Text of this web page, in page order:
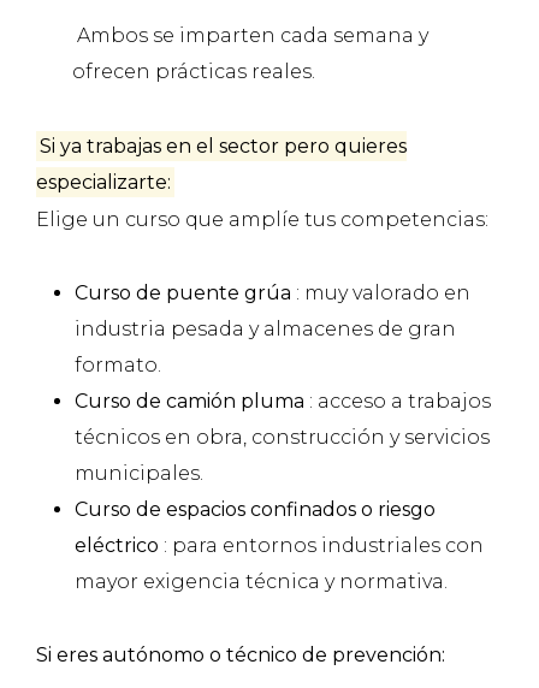
Ambos se imparten cada semana y
ofrecen prácticas reales.
Si ya trabajas en el sector pero quieres
especializarte:
Elige un curso que amplíe tus competencias:
Curso de puente grúa : muy valorado en
industria pesada y almacenes de gran
formato.
Curso de camión pluma : acceso a trabajos
técnicos en obra, construcción y servicios
municipales.
Curso de espacios confinados o riesgo
eléctrico : para entornos industriales con
mayor exigencia técnica y normativa.
Si eres autónomo o técnico de prevención: